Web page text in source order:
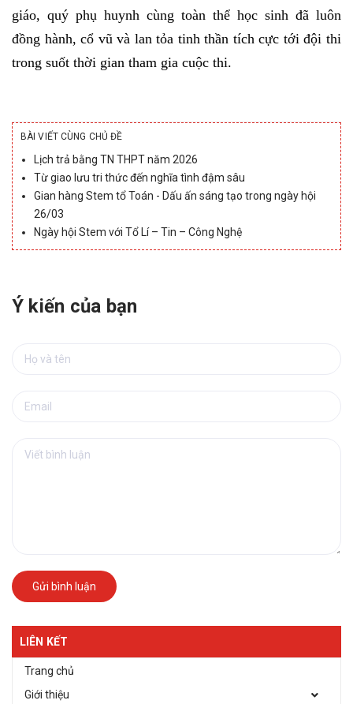
giáo, quý phụ huynh cùng toàn thể học sinh đã luôn
đồng hành, cổ vũ và lan tỏa tinh thần tích cực tới đội thi
trong suốt thời gian tham gia cuộc thi.
BÀI VIẾT CÙNG CHỦ ĐỀ
Lịch trả bằng TN THPT năm 2026
Từ giao lưu tri thức đến nghĩa tình đậm sâu
Gian hàng Stem tổ Toán - Dấu ấn sáng tạo trong ngày hội
26/03
Ngày hội Stem với Tổ Lí – Tin – Công Nghệ
Ý kiến của bạn
Gửi bình luận
LIÊN KẾT
Trang chủ
Giới thiệu